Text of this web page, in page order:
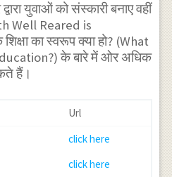
युवाओं को संस्कारी बनाए वहीं
Well Reared is
का स्वरूप क्या हो? (What
के बारे में ओर अधिक
हैं।
Url
click here
click here